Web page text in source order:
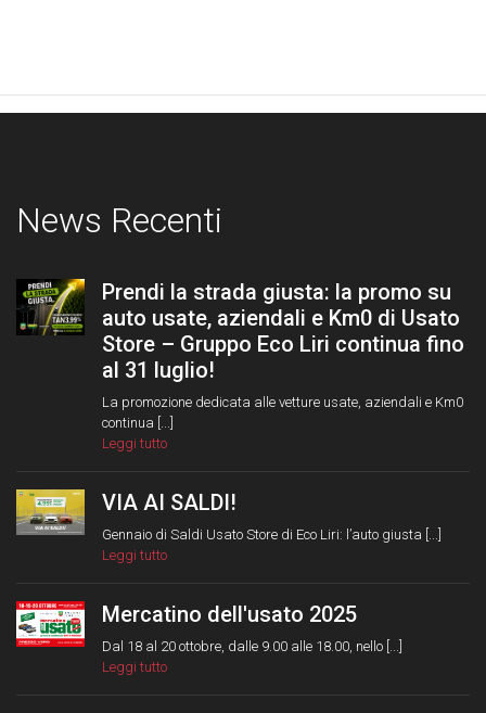
News Recenti
Prendi la strada giusta: la promo su
auto usate, aziendali e Km0 di Usato
Store – Gruppo Eco Liri continua fino
al 31 luglio!
La promozione dedicata alle vetture usate, aziendali e Km0
continua [...]
Leggi tutto
VIA AI SALDI!
Gennaio di Saldi Usato Store di Eco Liri: l’auto giusta [...]
Leggi tutto
Mercatino dell'usato 2025
Dal 18 al 20 ottobre, dalle 9.00 alle 18.00, nello [...]
Leggi tutto